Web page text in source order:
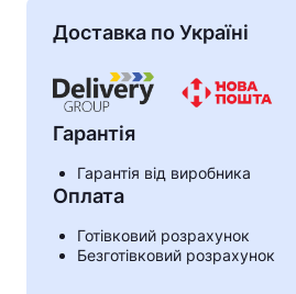
Кошик
У кошику немає товарів.
Доставка по Україні
Гарантія
Гарантія від виробника
Оплата
Готівковий розрахунок
Безготівковий розрахунок